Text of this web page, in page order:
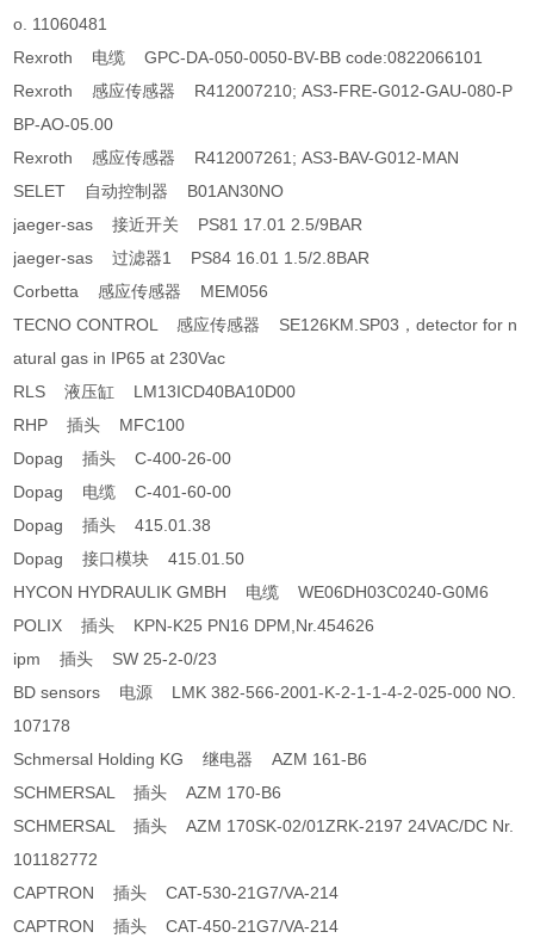
o. 11060481
Rexroth 电缆 GPC-DA-050-0050-BV-BB code:0822066101
Rexroth 感应传感器 R412007210; AS3-FRE-G012-GAU-080-P
BP-AO-05.00
Rexroth 感应传感器 R412007261; AS3-BAV-G012-MAN
SELET 自动控制器 B01AN30NO
jaeger-sas 接近开关 PS81 17.01 2.5/9BAR
jaeger-sas 过滤器1 PS84 16.01 1.5/2.8BAR
Corbetta 感应传感器 MEM056
TECNO CONTROL 感应传感器 SE126KM.SP03，detector for n
atural gas in IP65 at 230Vac
RLS 液压缸 LM13ICD40BA10D00
RHP 插头 MFC100
Dopag 插头 C-400-26-00
Dopag 电缆 C-401-60-00
Dopag 插头 415.01.38
Dopag 接口模块 415.01.50
HYCON HYDRAULIK GMBH 电缆 WE06DH03C0240-G0M6
POLIX 插头 KPN-K25 PN16 DPM,Nr.454626
ipm 插头 SW 25-2-0/23
BD sensors 电源 LMK 382-566-2001-K-2-1-1-4-2-025-000 NO.
107178
Schmersal Holding KG 继电器 AZM 161-B6
SCHMERSAL 插头 AZM 170-B6
SCHMERSAL 插头 AZM 170SK-02/01ZRK-2197 24VAC/DC Nr.
101182772
CAPTRON 插头 CAT-530-21G7/VA-214
CAPTRON 插头 CAT-450-21G7/VA-214